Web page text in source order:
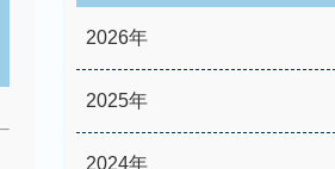
2026年
2025年
2024年